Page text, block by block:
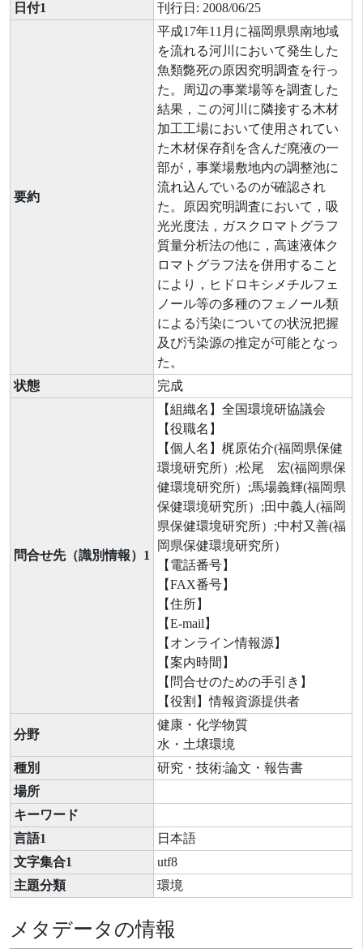
日付1
刊行日: 2008/06/25
要約
平成17年11月に福岡県県南地域
を流れる河川において発生した
魚類斃死の原因究明調査を行っ
た。周辺の事業場等を調査した
結果，この河川に隣接する木材
加工工場において使用されてい
た木材保存剤を含んだ廃液の一
部が，事業場敷地内の調整池に
流れ込んでいるのが確認され
た。原因究明調査において，吸
光光度法，ガスクロマトグラフ
質量分析法の他に，高速液体ク
ロマトグラフ法を併用すること
により，ヒドロキシメチルフェ
ノール等の多種のフェノール類
による汚染についての状況把握
及び汚染源の推定が可能となっ
た。
状態
完成
問合せ先（識別情報）1
【組織名】全国環境研協議会
【役職名】
【個人名】梶原佑介(福岡県保健
環境研究所）;松尾 宏(福岡県保
健環境研究所）;馬場義輝(福岡県
保健環境研究所）;田中義人(福岡
県保健環境研究所）;中村又善(福
岡県保健環境研究所）
【電話番号】
【FAX番号】
【住所】
【E-mail】
【オンライン情報源】
【案内時間】
【問合せのための手引き】
【役割】情報資源提供者
分野
健康・化学物質
水・土壌環境
種別
研究・技術:論文・報告書
場所
キーワード
言語1
日本語
文字集合1
utf8
主題分類
環境
メタデータの情報